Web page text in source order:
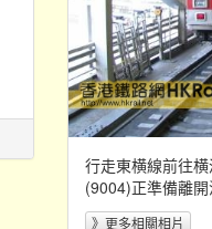
行走東横線前往
(9004)正準備離
》更多相關相片